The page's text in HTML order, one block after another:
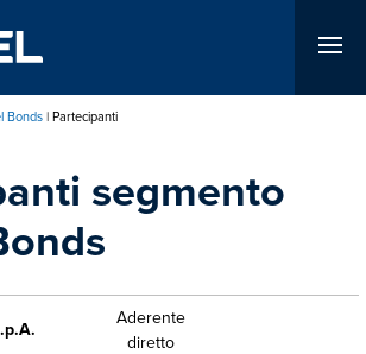
Bonds Partecipanti
segmento
Aderente
diretto